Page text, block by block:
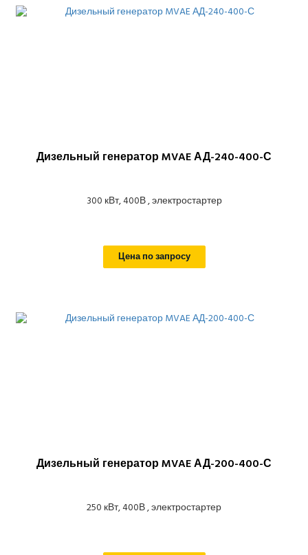
Дизельный генератор MVAE АД-240-400-С
300 кВт, 400В , электростартер
Цена по запросу
Дизельный генератор MVAE АД-200-400-С
250 кВт, 400В , электростартер